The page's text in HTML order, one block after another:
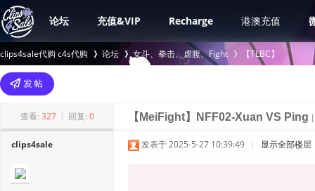
论坛 充值&VIP Recharge 港澳充值
clips4sale代购 c4s代购
>
论坛 女斗、拳击、虐腹、Fight
›
【TLBC】
查看: 327 | 回复: 0 【MeiFight】NFF02-Xuan VS Ping
clips4sale 发表于 2025-5-27 10:39:49 | 显示全部楼层